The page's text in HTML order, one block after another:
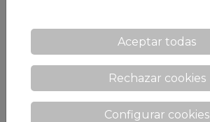
7naturtech
Agentes de Limpieza
Aceptar todas
Rechazar cookies
Configurar cookies